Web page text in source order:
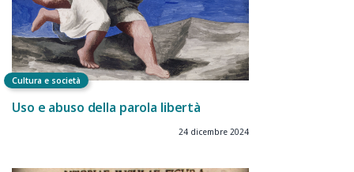
Cultura e società
Uso e abuso della parola libertà
24 dicembre 2024